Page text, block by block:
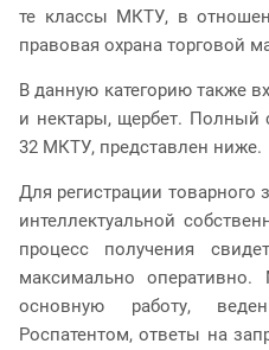
те классы МКТУ, в
правовая охрана торговой
В данную категорию также
и нектары, щербет. Полный
32 МКТУ, представлен ниже.
Для регистрации товарного
интеллектуальной
процесс получения
максимально
основную работу,
Роспатентом, ответы на